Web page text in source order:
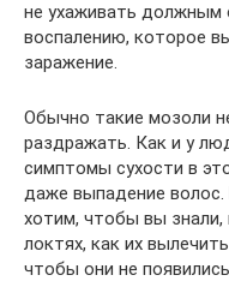
не ухаживать должным
воспалению, которое
заражение.
Обычно такие мозоли
раздражать. Как и у
симптомы сухости в
даже выпадение
хотим, чтобы вы знали,
локтях, как их
чтобы они не